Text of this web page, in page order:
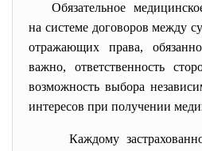
Обязательное
на системе договоров между
отражающих права,
важно, ответственность
возможность выбора
интересов при получении
Каждому